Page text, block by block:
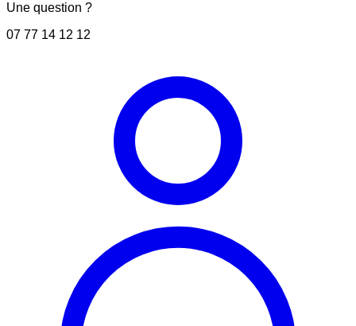
Une question ?
07 77 14 12 12